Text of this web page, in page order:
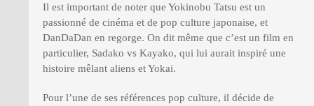
Il est important de noter que Yokinobu Tatsu est un
passionné de cinéma et de pop culture japonaise, et
DanDaDan en regorge. On dit même que c’est un film en
particulier, Sadako vs Kayako, qui lui aurait inspiré une
histoire mêlant aliens et Yokai.
Pour l’une de ses références pop culture, il décide de